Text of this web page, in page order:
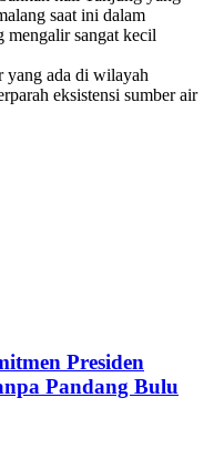
saat ini dalam
mengalir sangat kecil
yang ada di wilayah
eksistensi sumber air
Presiden
Pandang Bulu